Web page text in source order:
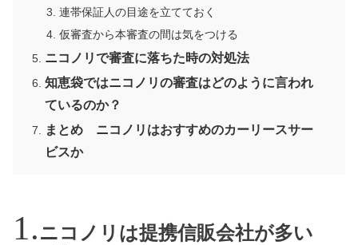
連帯保証人の目途を立てておく
仮審査から本審査の間は気をつける
ニコノリで審査に落ちた時の対処法
知恵袋ではニコノリの審査はどのように言われ
ているのか？
まとめ ニコノリはおすすめのカーリースサー
ビスか
ニコノリは提携信販会社が多い